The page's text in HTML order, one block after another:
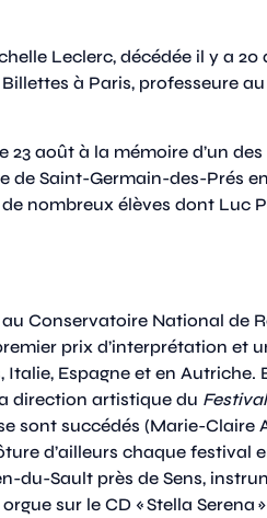
Leclerc, décédée il y a 20
à Paris, professeure
août à la mémoire d’un
de Saint-Germain-des-Prés
nombreux élèves dont
Conservatoire National de
prix d’interprétation
Espagne et en
direction artistique du
sont succédés (Marie-Claire
d’ailleurs chaque
du-Sault près de Sens,
sur le CD « Stella Serena